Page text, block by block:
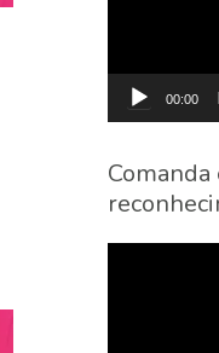
00:00